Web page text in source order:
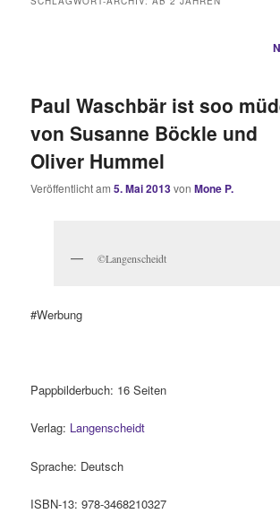
Paul Waschbär ist soo
von Susanne Böckle und
Oliver Hummel
Veröffentlicht am5. Mai 2013vonMone P.
©Langenscheidt
#Werbung
Pappbilderbuch: 16 Seiten
Verlag: Langenscheidt
Sprache: Deutsch
ISBN-13: 978-3468210327